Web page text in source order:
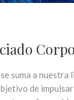
se suma a
de